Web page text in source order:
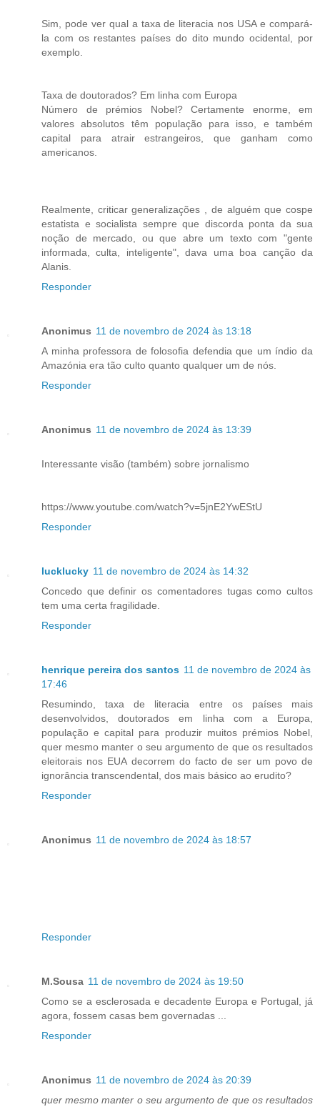
Sim, pode ver qual a taxa de literacia nos USA e compará-
la com os restantes países do dito mundo ocidental, por
exemplo.
Taxa de doutorados? Em linha com Europa
Número de prémios Nobel? Certamente enorme, em
valores absolutos têm população para isso, e também
capital para atrair estrangeiros, que ganham como
americanos.
Realmente, criticar generalizações , de alguém que cospe
estatista e socialista sempre que discorda ponta da sua
noção de mercado, ou que abre um texto com "gente
informada, culta, inteligente", dava uma boa canção da
Alanis.
Responder
Anonimus 11 de novembro de 2024 às 13:18
A minha professora de folosofia defendia que um índio da
Amazónia era tão culto quanto qualquer um de nós.
Responder
Anonimus 11 de novembro de 2024 às 13:39
Interessante visão (também) sobre jornalismo
https://www.youtube.com/watch?v=5jnE2YwEStU
Responder
lucklucky 11 de novembro de 2024 às 14:32
Concedo que definir os comentadores tugas como cultos
tem uma certa fragilidade.
Responder
henrique pereira dos santos 11 de novembro de 2024 às
17:46
Resumindo, taxa de literacia entre os países mais
desenvolvidos, doutorados em linha com a Europa,
população e capital para produzir muitos prémios Nobel,
quer mesmo manter o seu argumento de que os resultados
eleitorais nos EUA decorrem do facto de ser um povo de
ignorância transcendental, dos mais básico ao erudito?
Responder
Anonimus 11 de novembro de 2024 às 18:57
Responder
M.Sousa 11 de novembro de 2024 às 19:50
Como se a esclerosada e decadente Europa e Portugal, já
agora, fossem casas bem governadas ...
Responder
Anonimus 11 de novembro de 2024 às 20:39
quer mesmo manter o seu argumento de que os resultados